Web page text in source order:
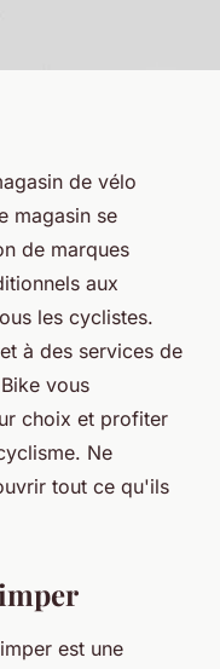
de vélo
de vélo
magasin se
de marques
aux
les cyclistes.
à des services de
vous
choix et profiter
Ne
tout ce qu'ils
est une